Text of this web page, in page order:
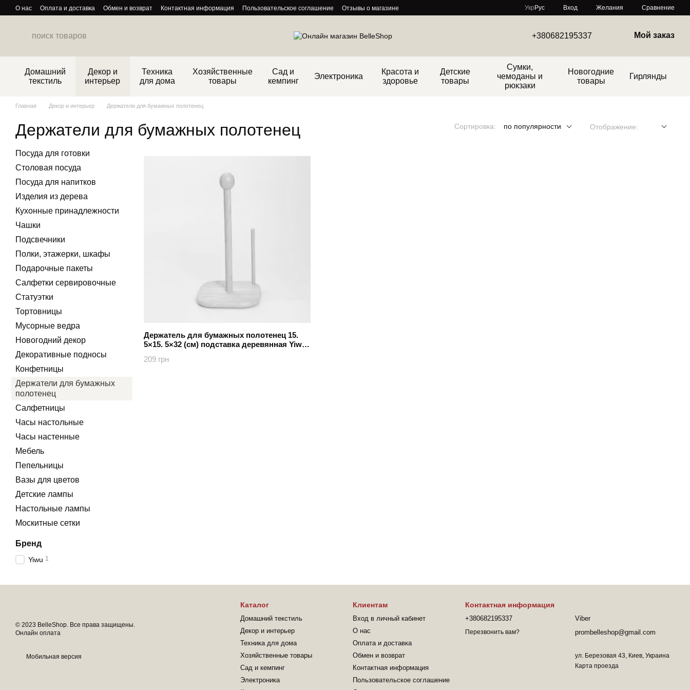
Перейти к основному контенту
О нас Оплата и доставка Обмен и возврат Контактная информация Пользовательское соглашение
Отзывы о магазине
Укр Рус Вход Желания Сравнение
+380682195337 Мой заказ
Домашний
текстиль
Декор и
интерьер
Техника
для дома
Хозяйственные
товары
Сад и
кемпинг
Электроника
Красота и
здоровье
Детские
товары
Сумки,
чемоданы и
рюкзаки
Новогодние
товары
Гирлянды
Главная Декор и интерьер Держатели для бумажных полотенец
Держатели для бумажных полотенец Сортировка: по популярности Отображение:
Держатель для бумажных полотенец 15.
5×15. 5×32 (см) подставка деревянная Yiwu
209 грн
Посуда для готовки
Столовая посуда
Посуда для напитков
Изделия из дерева
Кухонные принадлежности
Чашки
Подсвечники
Полки, этажерки, шкафы
Подарочные пакеты
Салфетки сервировочные
Статуэтки
Тортовницы
Мусорные ведра
Новогодний декор
Декоративные подносы
Конфетницы
Держатели для бумажных
полотенец
Салфетницы
Часы настольные
Часы настенные
Мебель
Пепельницы
Вазы для цветов
Детские лампы
Настольные лампы
Москитные сетки
Бренд
Yiwu 1
© 2023 BelleShop. Все права защищены.
Онлайн оплата
Мобильная версия
Каталог
Домашний текстиль
Декор и интерьер
Техника для дома
Хозяйственные товары
Сад и кемпинг
Электроника
Клиентам
Вход в личный кабинет
О нас
Оплата и доставка
Обмен и возврат
Контактная информация
Пользовательское соглашение
Контактная информация
+380682195337
Перезвонить вам?
Viber
prombelleshop@gmail.com
ул. Березовая 43, Киев, Украина
Карта проезда